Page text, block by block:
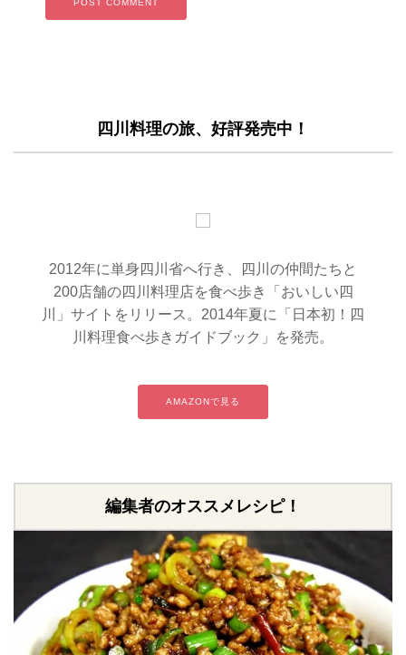
四川料理の旅、好評発売中！
2012年に単身四川省へ行き、四川の仲間たちと
200店舗の四川料理店を食べ歩き「おいしい四
川」サイトをリリース。2014年夏に「日本初！四
川料理食べ歩きガイドブック」を発売。
AMAZONで見る
編集者のオススメレシピ！